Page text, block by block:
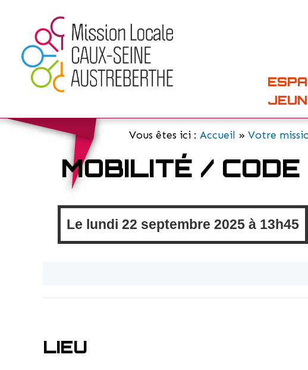
Vous êtes ici : Accueil » Votre
MOBILITÉ /
Le lundi 22 septembre 2025 à 13h45
LIEU